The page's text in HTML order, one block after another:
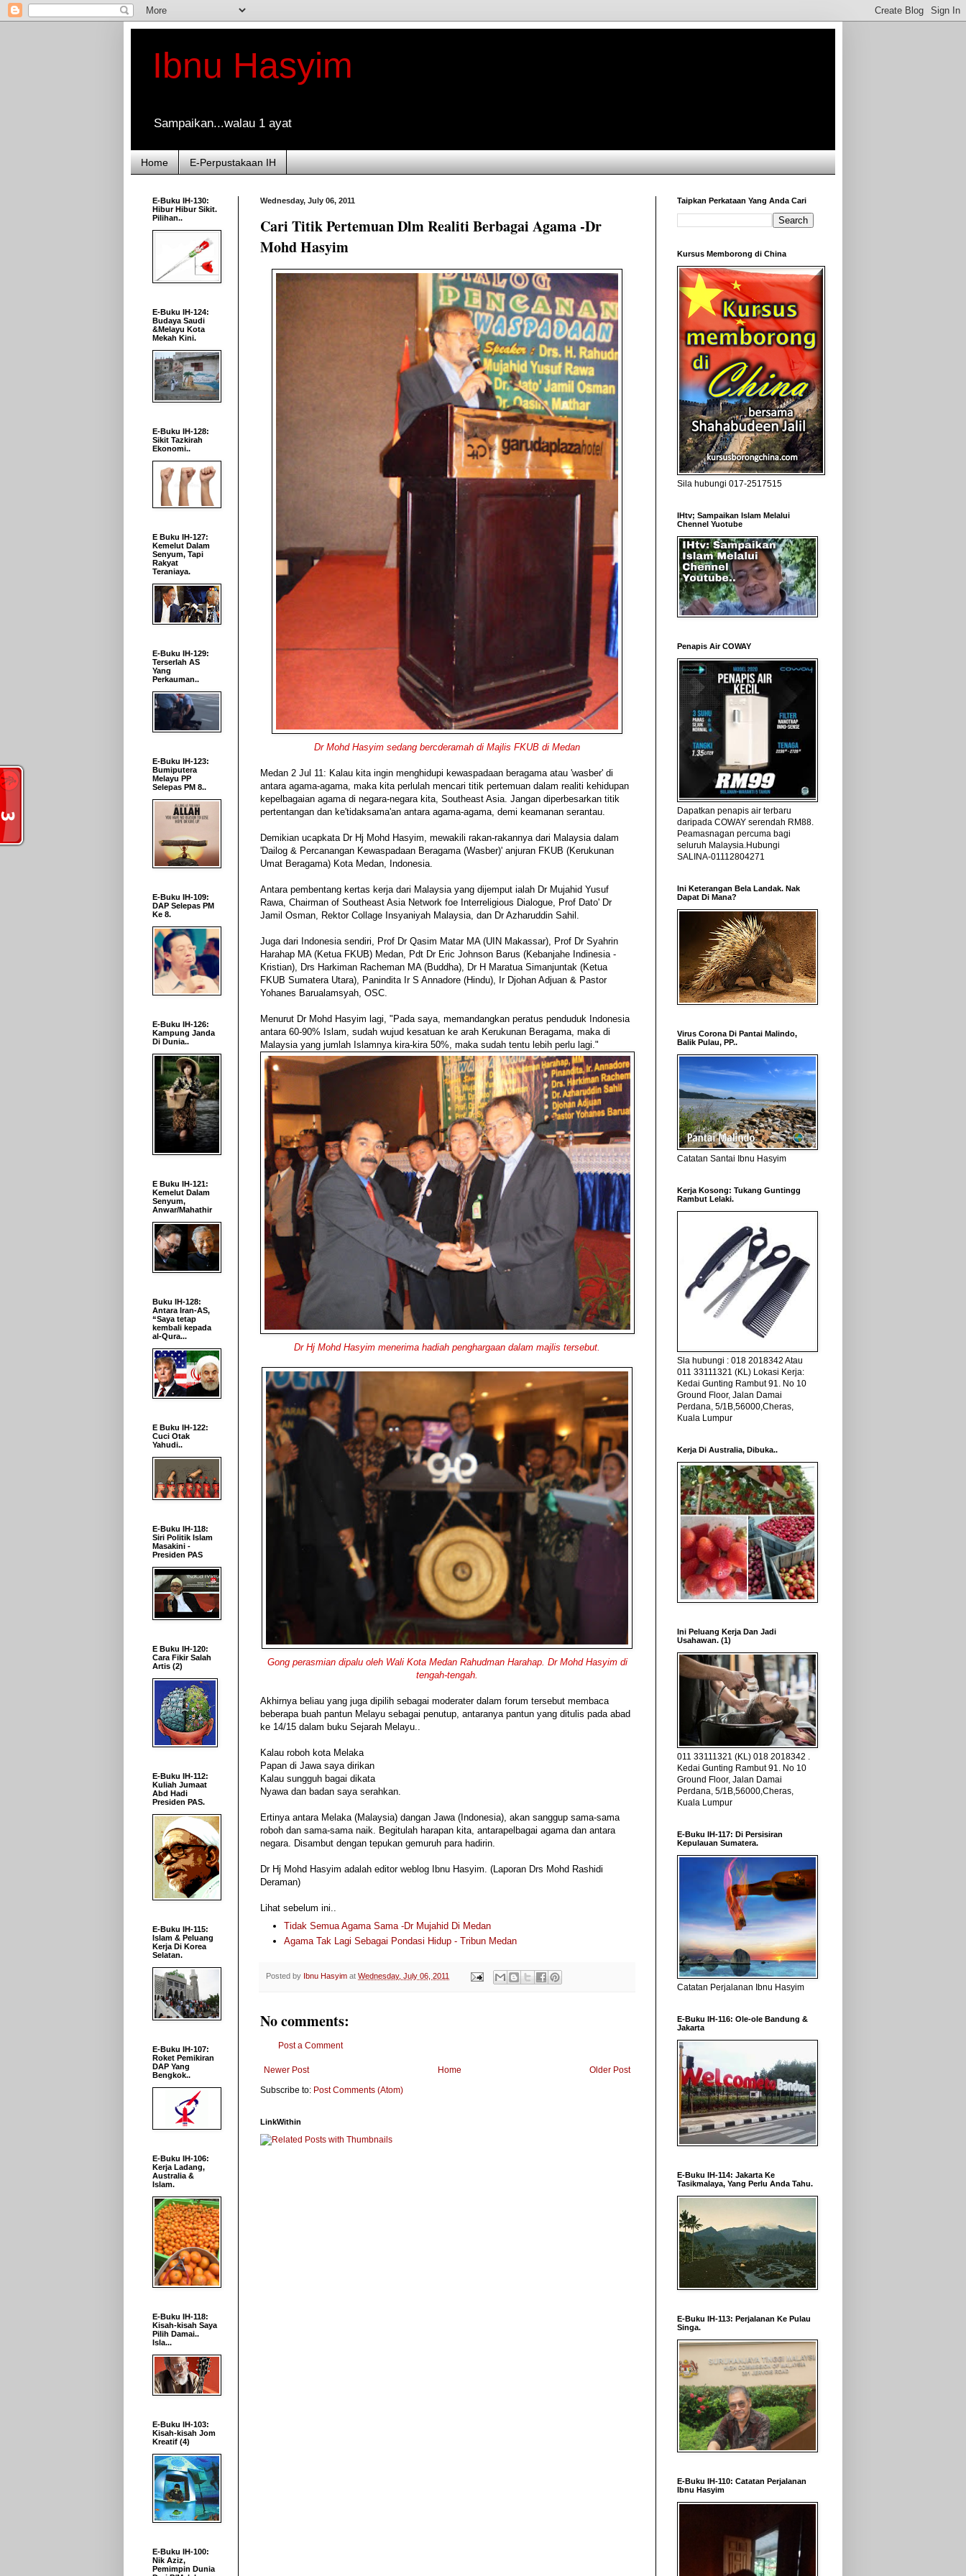
Ibnu Hasyim
Sampaikan...walau 1 ayat
Home E-Perpustakaan IH
Wednesday, July 06, 2011
Cari Titik Pertemuan Dlm Realiti Berbagai Agama -Dr
Mohd Hasyim
Dr Mohd Hasyim sedang bercderamah di Majlis FKUB di Medan
Medan 2 Jul 11: Kalau kita ingin menghidupi kewaspadaan beragama atau 'wasber' di
antara agama-agama, maka kita perlulah mencari titik pertemuan dalam realiti kehidupan
kepelbagaian agama di negara-negara kita, Southeast Asia. Jangan diperbesarkan titik
pertentangan dan ke'tidaksama'an antara agama-agama, demi keamanan serantau.
Demikian ucapkata Dr Hj Mohd Hasyim, mewakili rakan-rakannya dari Malaysia dalam
'Dailog & Percanangan Kewaspadaan Beragama (Wasber)' anjuran FKUB (Kerukunan
Umat Beragama) Kota Medan, Indonesia.
Antara pembentang kertas kerja dari Malaysia yang dijemput ialah Dr Mujahid Yusuf
Rawa, Chairman of Southeast Asia Network foe Interreligious Dialogue, Prof Dato' Dr
Jamil Osman, Rektor Collage Insyaniyah Malaysia, dan Dr Azharuddin Sahil.
Juga dari Indonesia sendiri, Prof Dr Qasim Matar MA (UIN Makassar), Prof Dr Syahrin
Harahap MA (Ketua FKUB) Medan, Pdt Dr Eric Johnson Barus (Kebanjahe Indinesia -
Kristian), Drs Harkiman Racheman MA (Buddha), Dr H Maratua Simanjuntak (Ketua
FKUB Sumatera Utara), Panindita Ir S Annadore (Hindu), Ir Djohan Adjuan & Pastor
Yohanes Barualamsyah, OSC.
Menurut Dr Mohd Hasyim lagi, "Pada saya, memandangkan peratus penduduk Indonesia
antara 60-90% Islam, sudah wujud kesatuan ke arah Kerukunan Beragama, maka di
Malaysia yang jumlah Islamnya kira-kira 50%, maka sudah tentu lebih perlu lagi."
Dr Hj Mohd Hasyim menerima hadiah penghargaan dalam majlis tersebut.
Gong perasmian dipalu oleh Wali Kota Medan Rahudman Harahap. Dr Mohd Hasyim di
tengah-tengah.
Akhirnya beliau yang juga dipilih sebagai moderater dalam forum tersebut membaca
beberapa buah pantun Melayu sebagai penutup, antaranya pantun yang ditulis pada abad
ke 14/15 dalam buku Sejarah Melayu..
Kalau roboh kota Melaka
Papan di Jawa saya dirikan
Kalau sungguh bagai dikata
Nyawa dan badan saya serahkan.
Ertinya antara Melaka (Malaysia) dangan Jawa (Indonesia), akan sanggup sama-sama
roboh dan sama-sama naik. Begitulah harapan kita, antarapelbagai agama dan antara
negara. Disambut dengan tepukan gemuruh para hadirin.
Dr Hj Mohd Hasyim adalah editor weblog Ibnu Hasyim. (Laporan Drs Mohd Rashidi
Deraman)
Lihat sebelum ini..
Tidak Semua Agama Sama -Dr Mujahid Di Medan
Agama Tak Lagi Sebagai Pondasi Hidup - Tribun Medan
Posted by Ibnu Hasyim at Wednesday, July 06, 2011
No comments:
Post a Comment
Newer Post Older Post
Home
Subscribe to: Post Comments (Atom)
LinkWithin
E-Buku IH-130:
Hibur Hibur Sikit.
Pilihan..
E-Buku IH-124:
Budaya Saudi
&Melayu Kota
Mekah Kini.
E-Buku IH-128:
Sikit Tazkirah
Ekonomi..
E Buku IH-127:
Kemelut Dalam
Senyum, Tapi
Rakyat
Teraniaya.
E-Buku IH-129:
Terserlah AS
Yang
Perkauman..
E-Buku IH-123:
Bumiputera
Melayu PP
Selepas PM 8..
E-Buku IH-109:
DAP Selepas PM
Ke 8.
E-Buku IH-126:
Kampung Janda
Di Dunia..
E Buku IH-121:
Kemelut Dalam
Senyum,
Anwar/Mahathir
Buku IH-128:
Antara Iran-AS,
“Saya tetap
kembali kepada
al-Qura...
E Buku IH-122:
Cuci Otak
Yahudi..
E-Buku IH-118:
Siri Politik Islam
Masakini -
Presiden PAS
E Buku IH-120:
Cara Fikir Salah
Artis (2)
E-Buku IH-112:
Kuliah Jumaat
Abd Hadi
Presiden PAS.
E-Buku IH-115:
Islam & Peluang
Kerja Di Korea
Selatan.
E-Buku IH-107:
Roket Pemikiran
DAP Yang
Bengkok..
E-Buku IH-106:
Kerja Ladang,
Australia &
Islam.
E-Buku IH-118:
Kisah-kisah Saya
Pilih Damai..
Isla...
E-Buku IH-103:
Kisah-kisah Jom
Kreatif (4)
E-Buku IH-100:
Nik Aziz,
Pemimpin Dunia
Taipkan Perkataan Yang Anda Cari
Kursus Memborong di China
Sila hubungi 017-2517515
IHtv; Sampaikan Islam Melalui
Chennel Yuotube
Penapis Air COWAY
Dapatkan penapis air terbaru
daripada COWAY serendah RM88.
Peamasnagan percuma bagi
seluruh Malaysia.Hubungi
SALINA-01112804271
Ini Keterangan Bela Landak. Nak
Dapat Di Mana?
Virus Corona Di Pantai Malindo,
Balik Pulau, PP..
Catatan Santai Ibnu Hasyim
Kerja Kosong: Tukang Guntingg
Rambut Lelaki.
Sla hubungi : 018 2018342 Atau
011 33111321 (KL) Lokasi Kerja:
Kedai Gunting Rambut 91. No 10
Ground Floor, Jalan Damai
Perdana, 5/1B,56000,Cheras,
Kuala Lumpur
Kerja Di Australia, Dibuka..
Ini Peluang Kerja Dan Jadi
Usahawan. (1)
011 33111321 (KL) 018 2018342 .
Kedai Gunting Rambut 91. No 10
Ground Floor, Jalan Damai
Perdana, 5/1B,56000,Cheras,
Kuala Lumpur
E-Buku IH-117: Di Persisiran
Kepulauan Sumatera.
Catatan Perjalanan Ibnu Hasyim
E-Buku IH-116: Ole-ole Bandung &
Jakarta
E-Buku IH-114: Jakarta Ke
Tasikmalaya, Yang Perlu Anda Tahu.
E-Buku IH-113: Perjalanan Ke Pulau
Singa.
E-Buku IH-110: Catatan Perjalanan
Ibnu Hasyim